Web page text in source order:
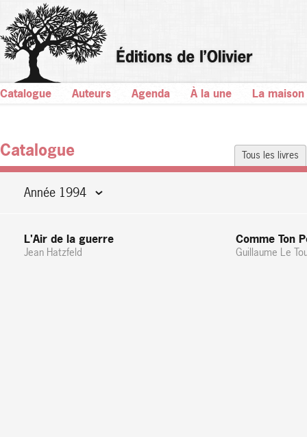
Catalogue Auteurs Agenda À la une La maison
Tous les livres
Catalogue
Année 1994
L'Air de la guerre
Jean Hatzfeld
Comme Ton
Guillaume Le